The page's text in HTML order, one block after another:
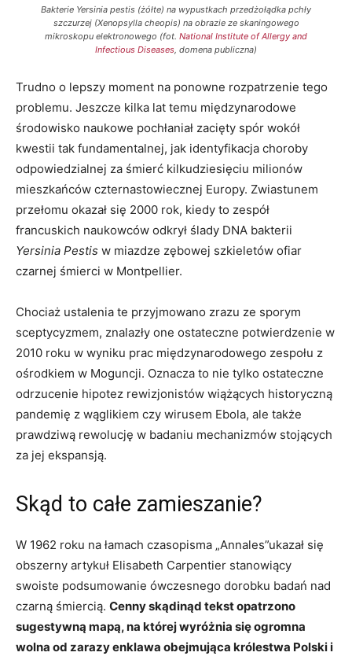
Bakterie Yersinia pestis (żółte) na wypustkach przedżołądka pchły
szczurzej (Xenopsylla cheopis) na obrazie ze skaningowego
mikroskopu elektronowego (fot. National Institute of Allergy and
Infectious Diseases, domena publiczna)
Trudno o lepszy moment na ponowne rozpatrzenie tego
problemu. Jeszcze kilka lat temu międzynarodowe
środowisko naukowe pochłaniał zacięty spór wokół
kwestii tak fundamentalnej, jak identyfikacja choroby
odpowiedzialnej za śmierć kilkudziesięciu milionów
mieszkańców czternastowiecznej Europy. Zwiastunem
przełomu okazał się 2000 rok, kiedy to zespół
francuskich naukowców odkrył ślady DNA bakterii
Yersinia Pestis w miazdze zębowej szkieletów ofiar
czarnej śmierci w Montpellier.
Chociaż ustalenia te przyjmowano zrazu ze sporym
sceptycyzmem, znalazły one ostateczne potwierdzenie w
2010 roku w wyniku prac międzynarodowego zespołu z
ośrodkiem w Moguncji. Oznacza to nie tylko ostateczne
odrzucenie hipotez rewizjonistów wiążących historyczną
pandemię z wąglikiem czy wirusem Ebola, ale także
prawdziwą rewolucję w badaniu mechanizmów stojących
za jej ekspansją.
Skąd to całe zamieszanie?
W 1962 roku na łamach czasopisma „Annales”ukazał się
obszerny artykuł Elisabeth Carpentier stanowiący
swoiste podsumowanie ówczesnego dorobku badań nad
czarną śmiercią. Cenny skądinąd tekst opatrzono
sugestywną mapą, na której wyróżnia się ogromna
wolna od zarazy enklawa obejmująca królestwa Polski i